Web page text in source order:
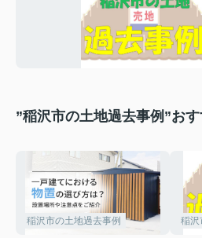
”稲沢市の土地過去事例”お
稲沢市の土地過去事例 稲沢